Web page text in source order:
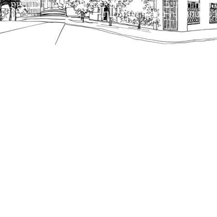
הנוסח המחייב הוא זה הקבוע בהוראות הדין הרלוונטיות
כפי שתהיינה בתוקף מעת לעת.